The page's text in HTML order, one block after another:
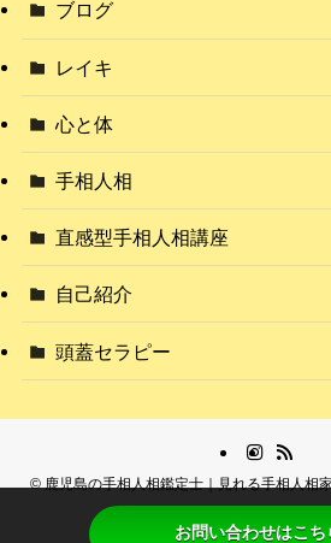
ブログ
レイキ
心と体
手相人相
直感型手相人相講座
自己紹介
頭蓋セラピー
©鹿児島の手相人相鑑定士｜見れる手相人相
お問い合わせはこち